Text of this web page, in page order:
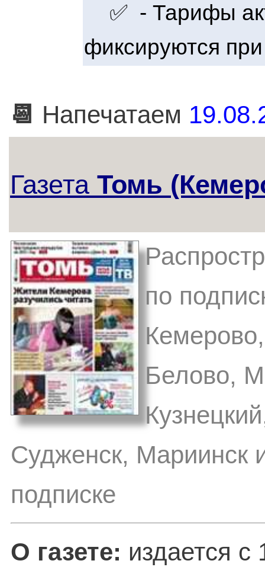
✅ - Тарифы
фиксируются
📆 Напечатаем
Газета Томь
по
Белово,
Судженск, Мариинск
подписке
О газете: издается